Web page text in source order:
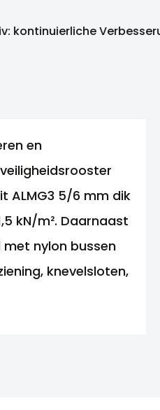
Verbesserung
en
ALMG3 5/6 mm dik
kN/m². Daarnaast
nylon bussen
knevelsloten,